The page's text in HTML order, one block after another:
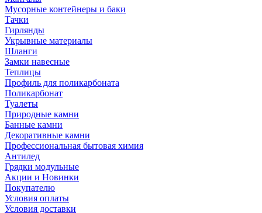
Мусорные контейнеры и баки
Тачки
Гирлянды
Укрывные материалы
Шланги
Замки навесные
Теплицы
Профиль для поликарбоната
Поликарбонат
Туалеты
Природные камни
Банные камни
Декоративные камни
Профессиональная бытовая химия
Антилед
Грядки модульные
Акции и Новинки
Покупателю
Условия оплаты
Условия доставки